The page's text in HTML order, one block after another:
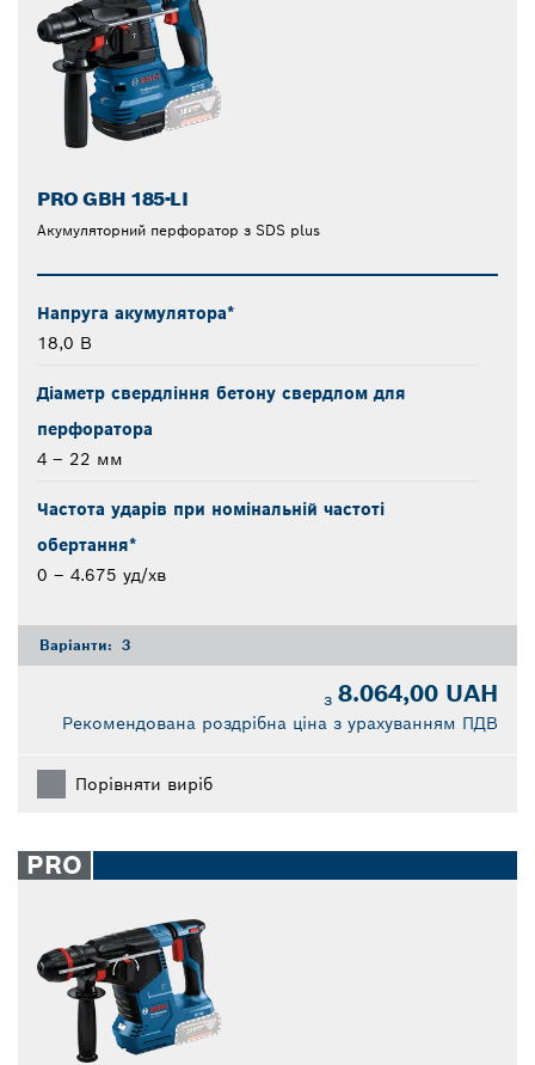
PRO GBH 185-LI
Акумуляторний перфоратор з SDS plus
Напруга акумулятора*
18,0 В
Діаметр свердління бетону свердлом для
перфоратора
4 – 22 мм
Частота ударів при номінальній частоті
обертання*
0 – 4.675 уд/хв
Варіанти: 3
з 8.064,00 UAH
Рекомендована роздрібна ціна з урахуванням ПДВ
Порівняти виріб
PRO